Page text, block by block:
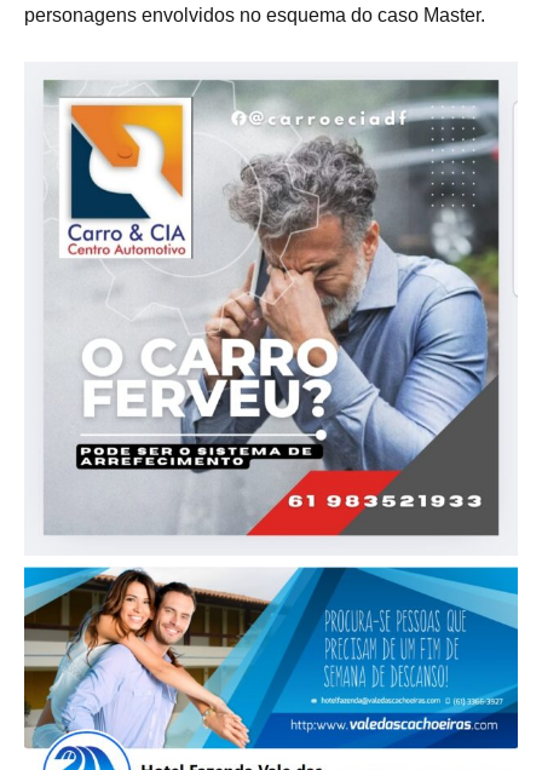
personagens envolvidos no esquema do caso Master.